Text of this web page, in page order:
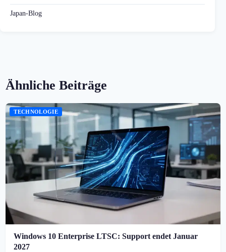
Japan-Blog
Ähnliche Beiträge
TECHNOLOGIE
Windows 10 Enterprise LTSC: Support endet Januar
2027